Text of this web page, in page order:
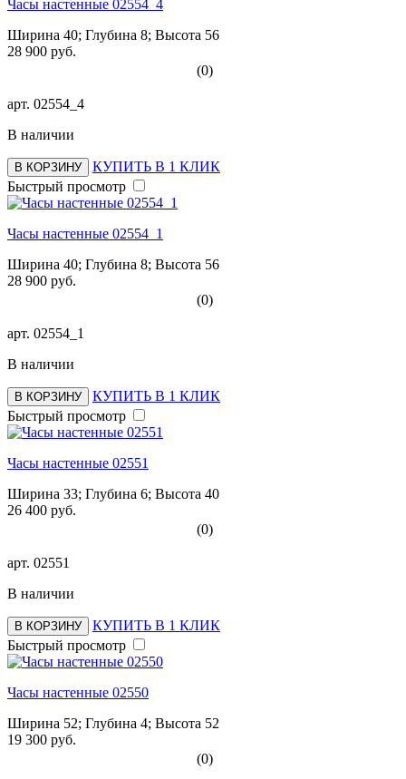
Часы настенные 02554_4
Ширина 40; Глубина 8; Высота 56
28 900 руб.
(0)
арт. 02554_4
В наличии
В КОРЗИНУ
КУПИТЬ В 1 КЛИК
Быстрый просмотр
Часы настенные 02554_1
Ширина 40; Глубина 8; Высота 56
28 900 руб.
(0)
арт. 02554_1
В наличии
В КОРЗИНУ
КУПИТЬ В 1 КЛИК
Быстрый просмотр
Часы настенные 02551
Ширина 33; Глубина 6; Высота 40
26 400 руб.
(0)
арт. 02551
В наличии
В КОРЗИНУ
КУПИТЬ В 1 КЛИК
Быстрый просмотр
Часы настенные 02550
Ширина 52; Глубина 4; Высота 52
19 300 руб.
(0)